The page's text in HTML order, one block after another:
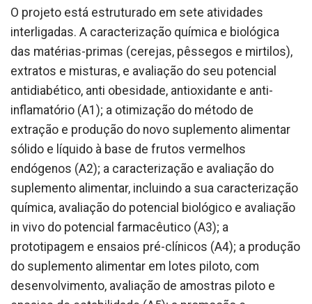
O projeto está estruturado em sete atividades
interligadas. A caracterização química e biológica
das matérias-primas (cerejas, pêssegos e mirtilos),
extratos e misturas, e avaliação do seu potencial
antidiabético, anti obesidade, antioxidante e anti-
inflamatório (A1); a otimização do método de
extração e produção do novo suplemento alimentar
sólido e líquido à base de frutos vermelhos
endógenos (A2); a caracterização e avaliação do
suplemento alimentar, incluindo a sua caracterização
química, avaliação do potencial biológico e avaliação
in vivo do potencial farmacêutico (A3); a
prototipagem e ensaios pré-clínicos (A4); a produção
do suplemento alimentar em lotes piloto, com
desenvolvimento, avaliação de amostras piloto e